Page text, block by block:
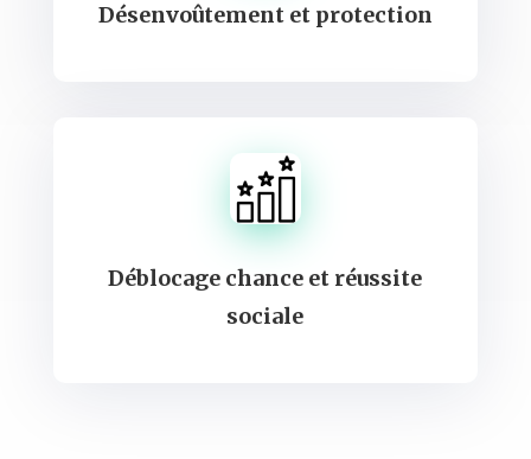
Désenvoûtement et protection
Déblocage chance et réussite
sociale